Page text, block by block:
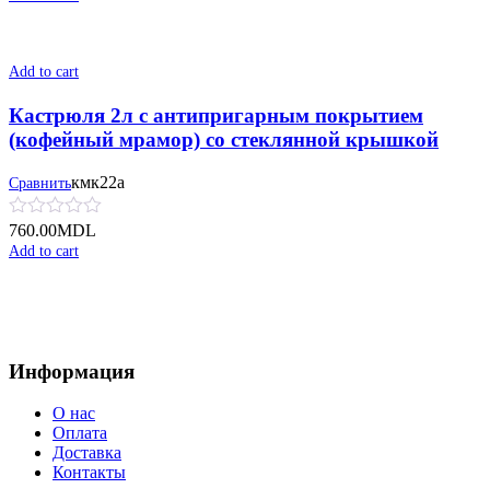
Add to cart
Кастрюля 2л с антипригарным покрытием
(кофейный мрамор) со стеклянной крышкой
Сравнитькмк22а
760.00MDL
Add to cart
Информация
О нас
Оплата
Доставка
Контакты